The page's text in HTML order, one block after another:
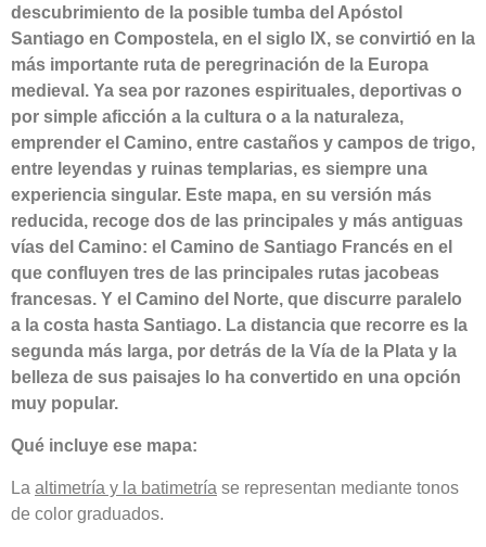
descubrimiento de la posible tumba del Apóstol
Santiago en Compostela, en el siglo IX, se convirtió en la
más importante ruta de peregrinación de la Europa
medieval. Ya sea por razones espirituales, deportivas o
por simple aficción a la cultura o a la naturaleza,
emprender el Camino, entre castaños y campos de trigo,
entre leyendas y ruinas templarias, es siempre una
experiencia singular. Este mapa, en su versión más
reducida, recoge dos de las principales y más antiguas
vías del Camino: el Camino de Santiago Francés en el
que confluyen tres de las principales rutas jacobeas
francesas. Y el Camino del Norte, que discurre paralelo
a la costa hasta Santiago. La distancia que recorre es la
segunda más larga, por detrás de la Vía de la Plata y la
belleza de sus paisajes lo ha convertido en una opción
muy popular.
Qué incluye ese mapa:
La altimetría y la batimetría se representan mediante tonos
de color graduados.